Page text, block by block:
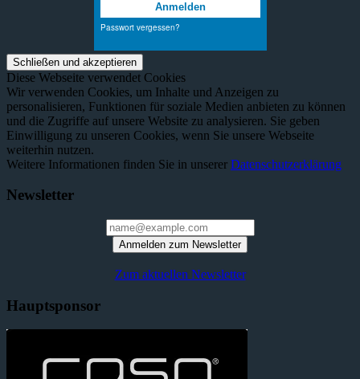
Diese Webseite verwendet Cookies
Wir verwenden Cookies, um Inhalte und Anzeigen zu
personalisieren, Funktionen für soziale Medien anbieten zu können
und die Zugriffe auf unsere Website zu analysieren. Sie geben
Einwilligung zu unseren Cookies, wenn Sie unsere Webseite
weiterhin nutzen.
Weitere Informationen finden Sie in unserer Datenschutzerklärung
Newsletter
Anmelden zum Newsletter
Zum aktuellen Newsletter
Hauptsponsor